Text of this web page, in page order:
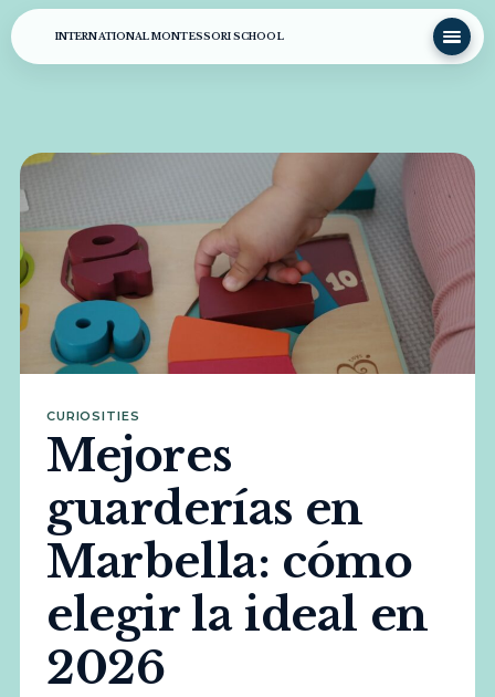
INTERNATIONAL MONTESSORI SCHOOL
CURIOSITIES
Mejores
guarderías en
Marbella: cómo
elegir la ideal en
2026